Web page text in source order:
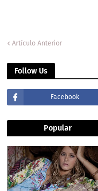
Artículo Anterior
Follow Us
Facebook
Popular